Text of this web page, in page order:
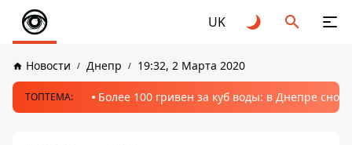
UK
Новости Днепр 19:32, 2 Марта 2020
ТОПТЕМА: Более 100 гривен за куб воды: в Днепре